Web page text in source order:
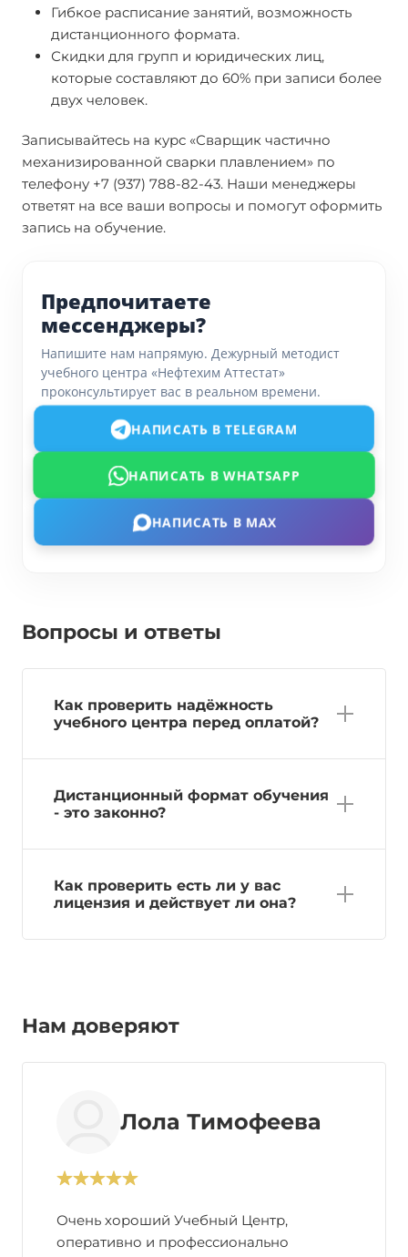
Гибкое расписание занятий, возможность
дистанционного формата.
Скидки для групп и юридических лиц,
которые составляют до 60% при записи более
двух человек.
Записывайтесь на курс «Сварщик частично
механизированной сварки плавлением» по
телефону +7 (937) 788-82-43. Наши менеджеры
ответят на все ваши вопросы и помогут оформить
запись на обучение.
Предпочитаете
мессенджеры?
Напишите нам напрямую. Дежурный методист
учебного центра «Нефтехим Аттестат»
проконсультирует вас в реальном времени.
НАПИСАТЬ В TELEGRAM
НАПИСАТЬ В WHATSAPP
НАПИСАТЬ В MAX
Вопросы и ответы
Как проверить надёжность
учебного центра перед оплатой?
Дистанционный формат обучения
- это законно?
Как проверить есть ли у вас
лицензия и действует ли она?
Нам доверяют
Лола Тимофеева
Очень хороший Учебный Центр,
оперативно и профессионально